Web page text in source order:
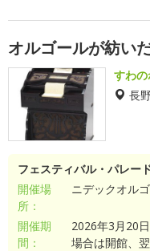
オルゴールが紡い
すわ
長
フェスティバル・パレー
開催場
所：
ニデックオル
開催期
間：
2026年3月20
場合は開館、